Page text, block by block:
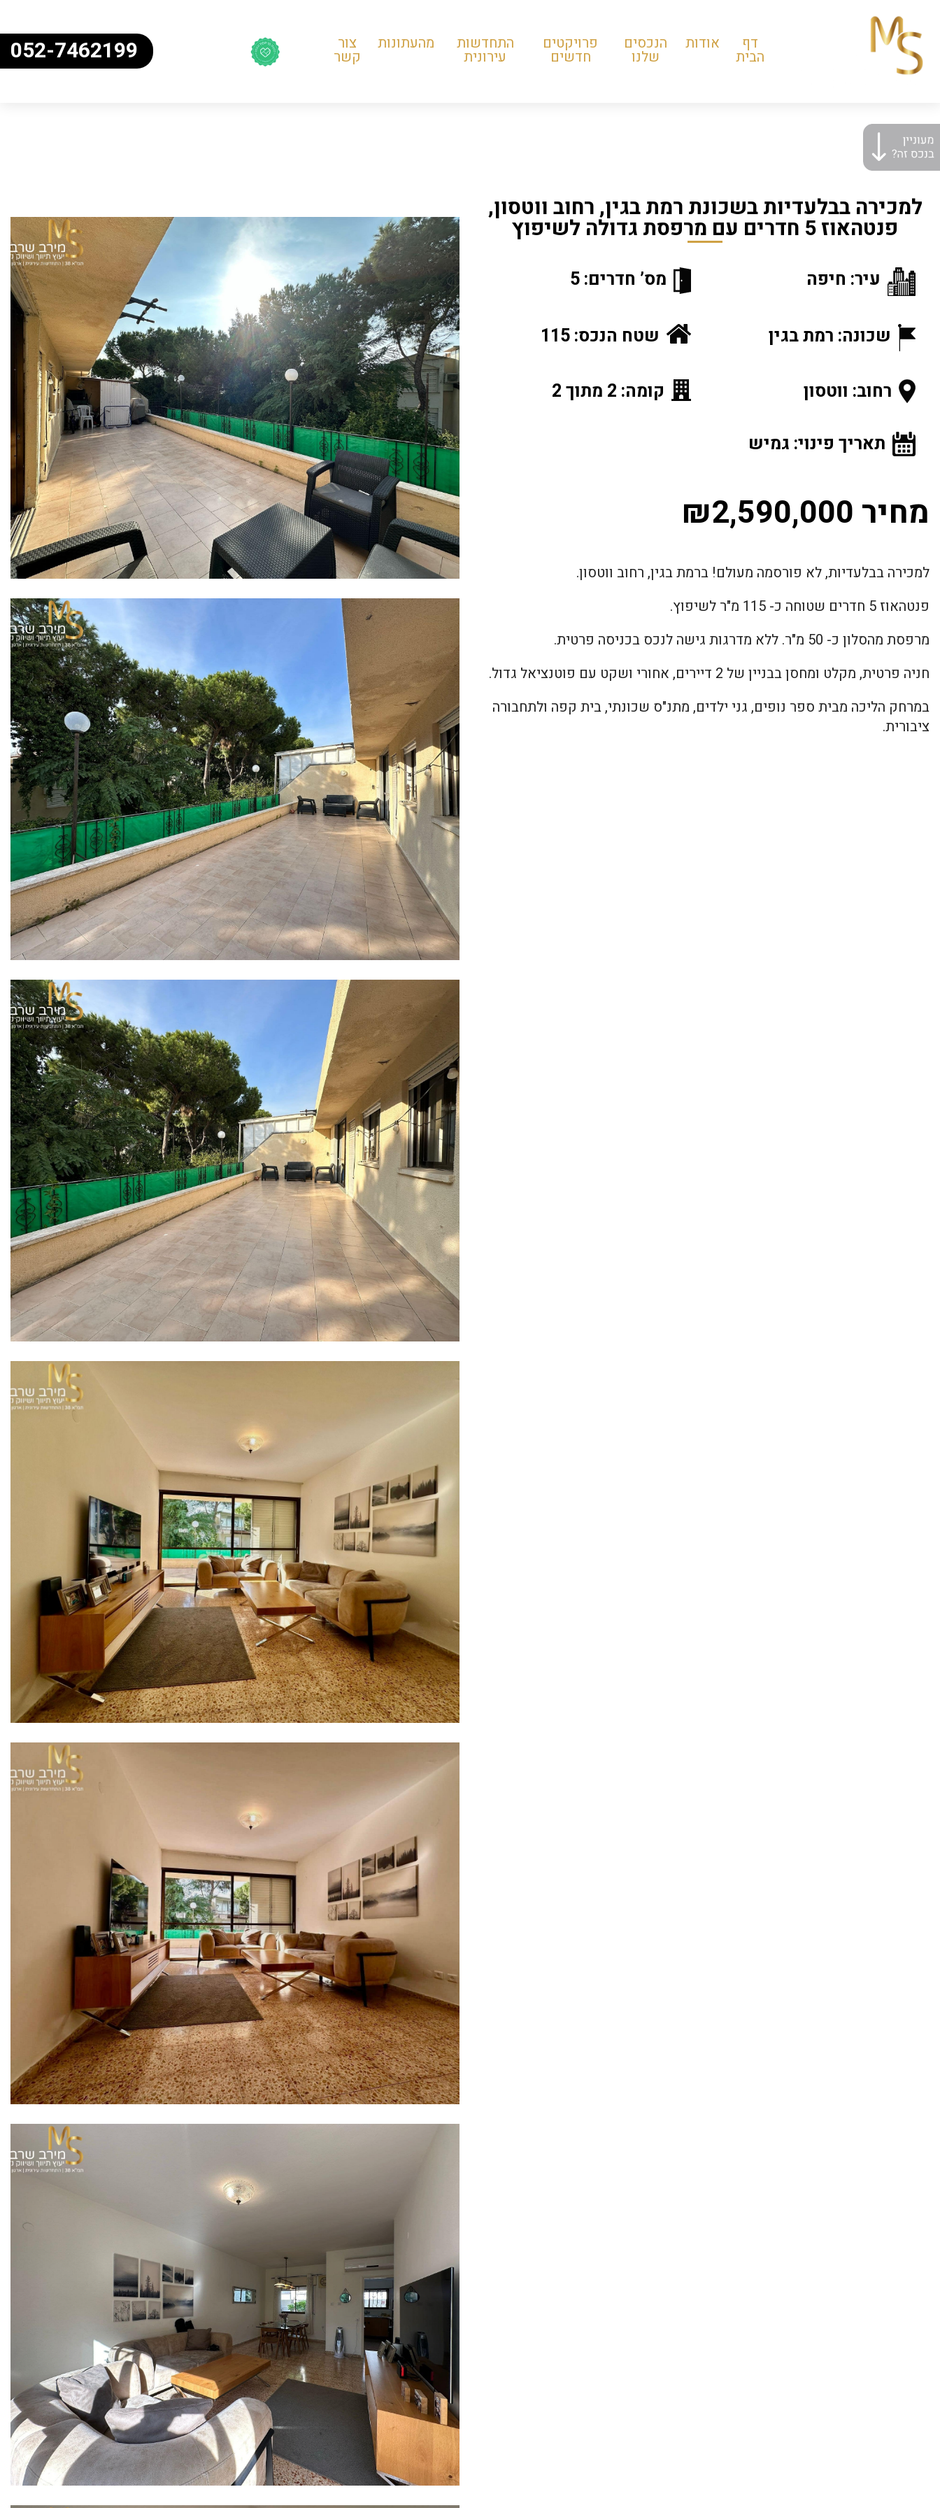
דף
הבית
אודות הנכסים
שלנו
פרויקטים
חדשים
התחדשות
עירונית
מהעתונות צור
קשר 052-7462199
למכירה בבלעדיות בשכונת רמת בגין, רחוב ווטסון,
פנטהאוז 5 חדרים עם מרפסת גדולה לשיפוץ
עיר: חיפה מס’ חדרים: 5
שכונה: רמת בגין שטח הנכס: 115
רחוב: ווטסון קומה: 2 מתוך 2
תאריך פינוי: גמיש
מחיר ₪2,590,000
למכירה בבלעדיות, לא פורסמה מעולם! ברמת בגין, רחוב ווטסון.
פנטהאוז 5 חדרים שטוחה כ- 115 מ"ר לשיפוץ.
מרפסת מהסלון כ- 50 מ"ר. ללא מדרגות גישה לנכס בכניסה פרטית.
חניה פרטית, מקלט ומחסן בבניין של 2 דיירים, אחורי ושקט עם פוטנציאל גדול.
במרחק הליכה מבית ספר נופים, גני ילדים, מתנ"ס שכונתי, בית קפה ולתחבורה
ציבורית.